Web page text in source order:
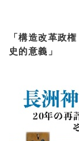
「構造改革政
史的意義」